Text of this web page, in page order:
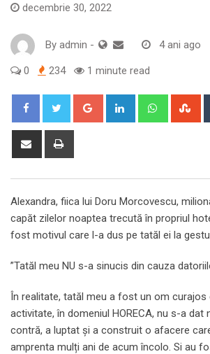
decembrie 30, 2022
By admin - 4 ani ago
0 234 1 minute read
Google+ LinkedIn Whatsapp
Share
Alexandra, fiica lui Doru Morcovescu,
capăt zilelor noaptea trecută în propriul
fost motivul care l-a dus pe tatăl ei la
”Tatăl meu NU s-a sinucis din cauza
În realitate, tatăl meu a fost un om curajos
activitate, în domeniul HORECA, nu s-a dat
contră, a luptat și a construit o afacere
amprenta mulți ani de acum încolo. Si au